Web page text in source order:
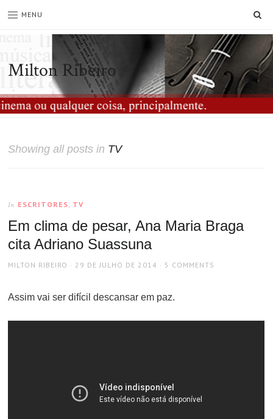
MENU
Milton Ribeiro
Showing all posts in TV
In ESCRITORES, TV
Em clima de pesar, Ana Maria Braga
cita Adriano Suassuna
AUTHOR
MILTON RIBEIRO
POSTED
29 DE JULHO DE 2014 5 COMMENTS
Assim vai ser difícil descansar em paz.